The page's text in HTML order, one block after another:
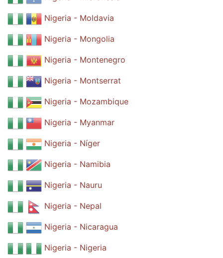
Nigeria - Moldavia
Nigeria - Mongolia
Nigeria - Montenegro
Nigeria - Montserrat
Nigeria - Mozambique
Nigeria - Myanmar
Nigeria - Níger
Nigeria - Namibia
Nigeria - Nauru
Nigeria - Nepal
Nigeria - Nicaragua
Nigeria - Nigeria